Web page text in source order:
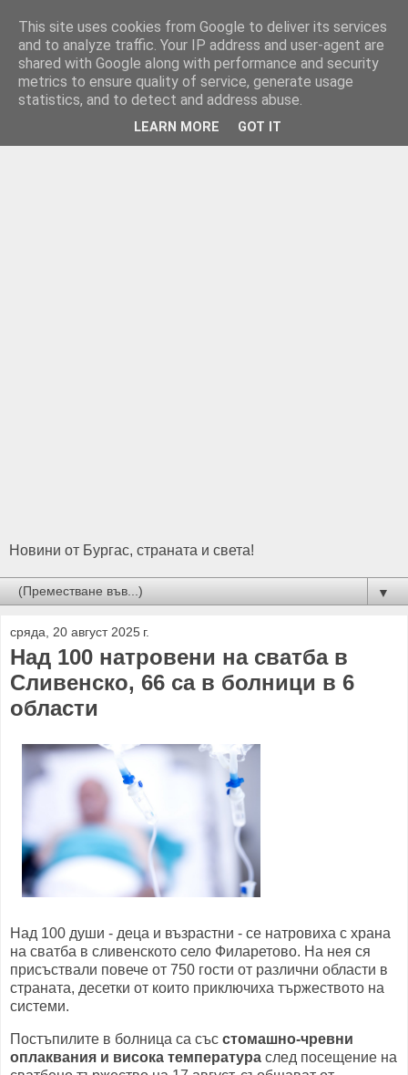
Новини от Бургас, страната и света!
▼
сряда, 20 август 2025 г.
Над 100 натровени на сватба в
Сливенско, 66 са в болници в 6
области
Над 100 души - деца и възрастни - се натровиха с храна
на сватба в сливенското село Филаретово. На нея ся
присъствали повече от 750 гости от различни области в
страната, десетки от които приключиха тържеството на
системи.
Постъпилите в болница са със стомашно-чревни
оплаквания и висока температура след посещение на
This site uses cookies from Google to deliver its services
and to analyze traffic. Your IP address and user-agent are
shared with Google along with performance and security
metrics to ensure quality of service, generate usage
statistics, and to detect and address abuse.
LEARN MORE GOT IT